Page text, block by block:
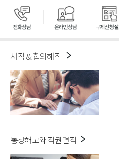
사직 & 합의해직
통상해고와 직권면직